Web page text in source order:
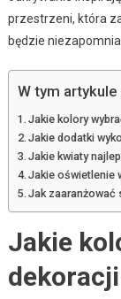
przestrzeni, która
będzie
W tym
Jakie kolory
Jakie dodatki
Jakie kwiaty
Jakie oświetlenie
Jak zaaranżować
Jakie